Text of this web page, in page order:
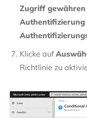
Zugriff gewähren
Klicke auf
Richtlinie zu